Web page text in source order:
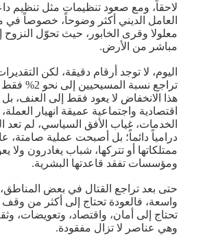
لاحقاً، ومع صعود تنظيمات مثل تنظيم
العامل الديني أكثر وضوحاً، خصوصاً
معلولا وقرى الخابور، حيث تحوّل النزوح
مباشر من الأرض.
اليوم، لا توجد أرقام دقيقة، لكن
تراجع نسبة
هذا الانخفاض لا يعود فقط إلى العنف،
اقتصادية واجتماعية عميقة انهيار
الخدمات، غياب الأفق السياسي، لم تعد
درامياً دائماً؛ بل أصبحت عملية صامتة،
ممتلكاتها أو تتركها، شباب يغادرون ولا
ومؤسسات تفقد قاعدتها البشرية.
حتى بعد تراجع القتال في بعض
واسعة، فالعودة تحتاج إلى أكثر من وقف
تحتاج إلى أمان، واقتصاد، وتعويضات،
وهي عناصر لا تزال مفقودة.